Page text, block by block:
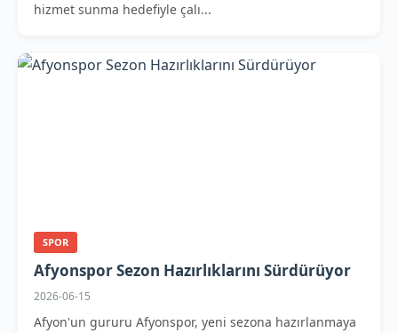
hizmet sunma hedefiyle çalı...
SPOR
Afyonspor Sezon Hazırlıklarını Sürdürüyor
2026-06-15
Afyon'un gururu Afyonspor, yeni sezona hazırlanmaya